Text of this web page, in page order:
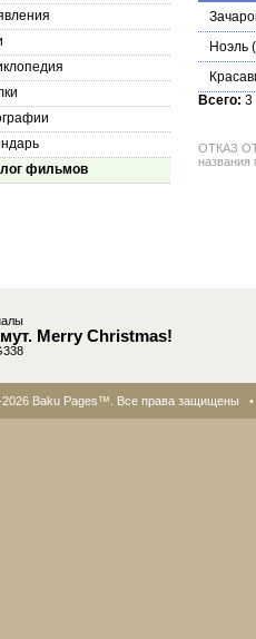
фильмов
Ноэль
Всего: 3
ОТКАЗ ОТ
названия
Merry Christmas!
2026 Baku Pages™. Все права защищены •